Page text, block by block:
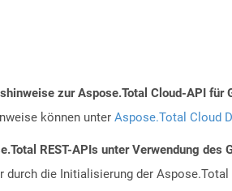
zur Aspose.Total Cloud-API für
können unter Aspose.Total Cloud
REST-APIs unter Verwendung des
durch die Initialisierung der